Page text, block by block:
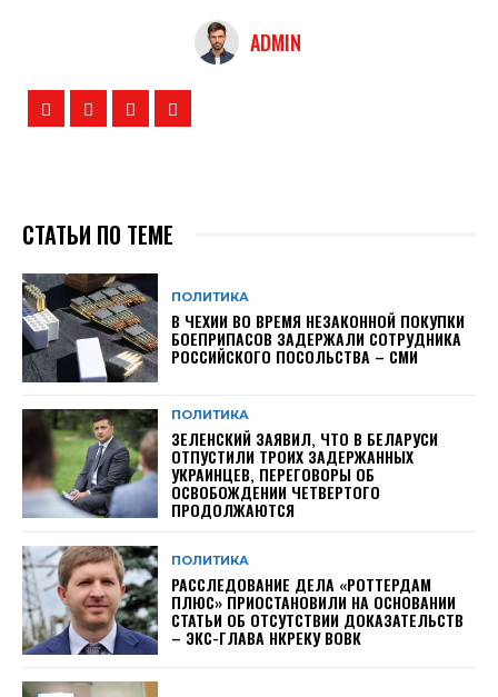
ADMIN
СТАТЬИ ПО ТЕМЕ
ПОЛИТИКА
В ЧЕХИИ ВО ВРЕМЯ НЕЗАКОННОЙ ПОКУПКИ
БОЕПРИПАСОВ ЗАДЕРЖАЛИ СОТРУДНИКА
РОССИЙСКОГО ПОСОЛЬСТВА – СМИ
ПОЛИТИКА
ЗЕЛЕНСКИЙ ЗАЯВИЛ, ЧТО В БЕЛАРУСИ
ОТПУСТИЛИ ТРОИХ ЗАДЕРЖАННЫХ
УКРАИНЦЕВ, ПЕРЕГОВОРЫ ОБ
ОСВОБОЖДЕНИИ ЧЕТВЕРТОГО
ПРОДОЛЖАЮТСЯ
ПОЛИТИКА
РАССЛЕДОВАНИЕ ДЕЛА «РОТТЕРДАМ
ПЛЮС» ПРИОСТАНОВИЛИ НА ОСНОВАНИИ
СТАТЬИ ОБ ОТСУТСТВИИ ДОКАЗАТЕЛЬСТВ
– ЭКС-ГЛАВА НКРЕКУ ВОВК